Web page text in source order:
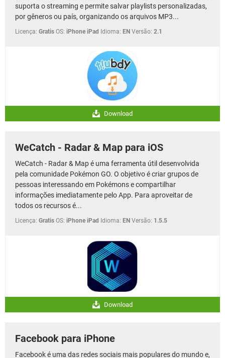
suporta o streaming e permite salvar playlists personalizadas,
por gêneros ou país, organizando os arquivos MP3...
Licença: Gratis OS: iPhone iPad Idioma: EN Versão: 2.1
Download
WeCatch - Radar & Map para iOS
WeCatch - Radar & Map é uma ferramenta útil desenvolvida
pela comunidade Pokémon GO. O objetivo é criar grupos de
pessoas interessando em Pokémons e compartilhar
informações imediatamente pelo App. Para aproveitar de
todos os recursos é...
Licença: Gratis OS: iPhone iPad Idioma: EN Versão: 1.5.5
Download
Facebook para iPhone
Facebook é uma das redes sociais mais populares do mundo e,